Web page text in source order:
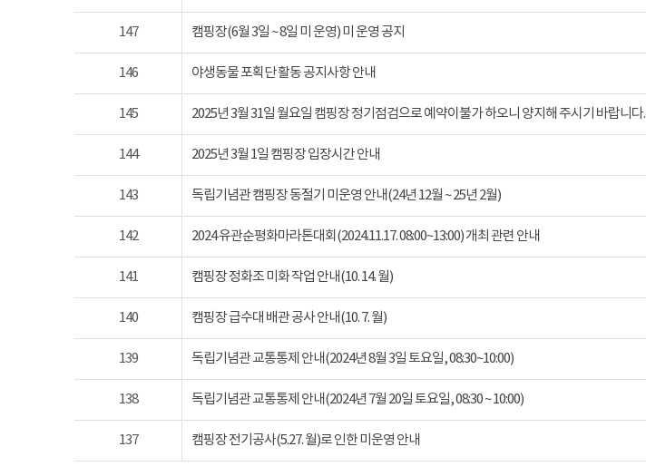
147 캠핑장(6월 3일 ~ 8일 미 운영) 미 운영 공지
146 야생동물 포획단 활동 공지사항 안내
145 2025년 3월 31일 월요일 캠핑장 정기점검으로 예약이불가 하오니 양지해 주시기 바랍니다.
144 2025년 3월 1일 캠핑장 입장시간 안내
143 독립기념관 캠핑장 동절기 미운영 안내(24년 12월 ~ 25년 2월)
142 2024 유관순평화마라톤대회(2024.11.17. 08:00~13:00) 개최 관련 안내
141 캠핑장 정화조 미화 작업 안내(10. 14. 월)
140 캠핑장 급수대 배관 공사 안내(10. 7. 월)
139 독립기념관 교통통제 안내(2024년 8월 3일 토요일, 08:30~10:00)
138 독립기념관 교통통제 안내(2024년 7월 20일 토요일, 08:30 ~ 10:00)
137 캠핑장 전기공사(5.27. 월)로 인한 미운영 안내